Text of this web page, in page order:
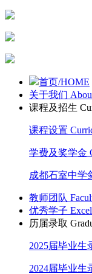
首页/HOME
关于我们
课程及招生
课程设置
学费及奖学金
成都石室中学
教师团队
优秀学子
历届录取
2025届毕业生
2024届毕业生